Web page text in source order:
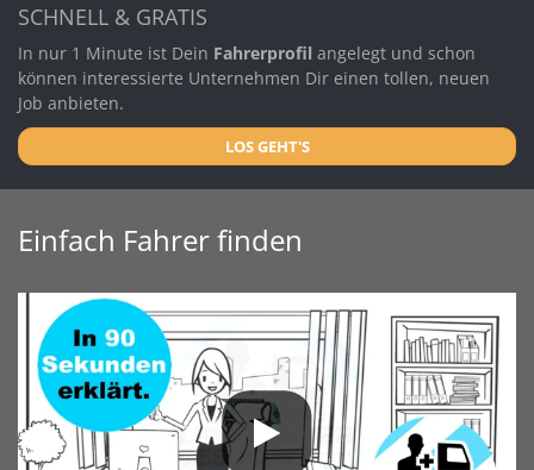
SCHNELL & GRATIS
In nur 1 Minute ist Dein Fahrerprofil angelegt und schon
können interessierte Unternehmen Dir einen tollen, neuen
Job anbieten.
LOS GEHT'S
Einfach Fahrer finden